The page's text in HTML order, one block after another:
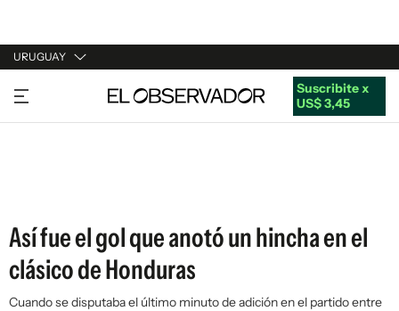
URUGUAY
URUGUAY
ARGENTINA
Suscribite x
US$ 3,45
Así fue el gol que anotó un hincha en el
clásico de Honduras
Cuando se disputaba el último minuto de adición en el partido entre